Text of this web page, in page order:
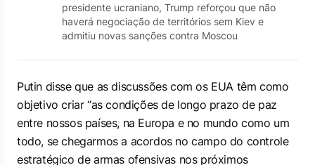
presidente ucraniano, Trump reforçou que não
haverá negociação de territórios sem Kiev e
admitiu novas sanções contra Moscou
Putin disse que as discussões com os EUA têm como
objetivo criar “as condições de longo prazo de paz
entre nossos países, na Europa e no mundo como um
todo, se chegarmos a acordos no campo do controle
estratégico de armas ofensivas nos próximos